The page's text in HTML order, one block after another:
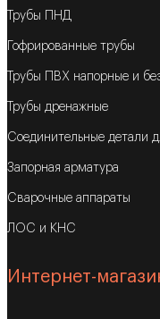
Трубы ПНД
Гофрированные трубы
Трубы ПВХ напорные и
Трубы дренажные
Соединительные детали
Запорная арматура
Сварочные аппараты
ЛОС и КНС
Интернет-